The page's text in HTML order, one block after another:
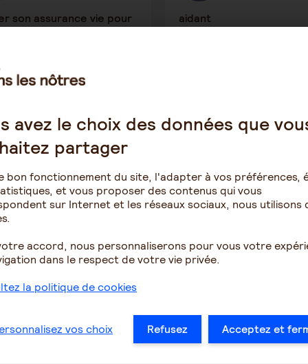
son assurance vie pour
1334
aidant
des personnes âgées
MARRON
peuvent avoir une
sur votre personne
1257
Tutelle-Curatelle
impossible de les
dois je faire ?
1
avez le choix des données que
partager
bon fonctionnement du site, l'adapter à vos préférences,
et vous proposer des contenus qui vous
sur Internet et les réseaux sociaux, nous utilisons
accord, nous personnaliserons pour vous votre
dans le respect de votre vie privée.
la politique de cookies
vos choix Refusez Acceptez et